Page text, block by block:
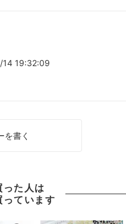
19:32:09
を書く
った人は
っています